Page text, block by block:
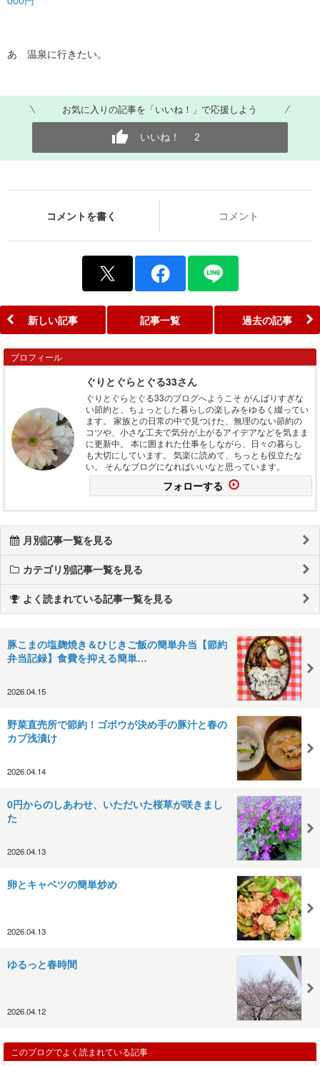
あゝ温泉に行きたい。
お気に入りの記事を「いいね！」で応援しよう
いいね！ 2
コメントを書く コメント
新しい記事 記事一覧 過去の記事
プロフィール
ぐりとぐらとぐる33さん
ぐりとぐらとぐる33のブログへようこそ がんばりすぎな
い節約と、ちょっとした暮らしの楽しみをゆるく綴ってい
ます。 家族との日常の中で見つけた、無理のない節約の
コツや、小さな工夫で気分が上がるアイデアなどを気まま
に更新中。 本に囲まれた仕事をしながら、日々の暮らし
も大切にしています。 気楽に読めて、ちっとも役立たな
い。 そんなブログになればいいなと思っています。
フォローする
月別記事一覧を見る
カテゴリ別記事一覧を見る
よく読まれている記事一覧を見る
豚こまの塩麹焼き＆ひじきご飯の簡単弁当【節約
弁当記録】食費を抑える簡単…
2026.04.15
野菜直売所で節約！ゴボウが決め手の豚汁と春の
カブ浅漬け
2026.04.14
0円からのしあわせ、いただいた桜草が咲きまし
た
2026.04.13
卵とキャベツの簡単炒め
2026.04.13
ゆるっと春時間
2026.04.12
このブログでよく読まれている記事